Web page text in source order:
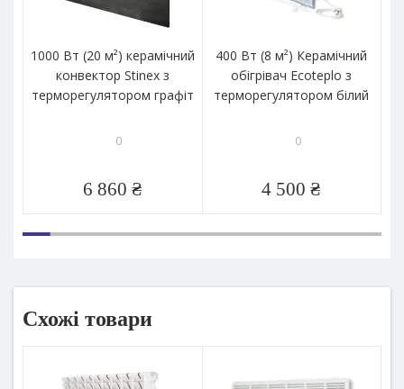
1000 Вт (20 м²) керамічний
конвектор Stinex з
терморегулятором графіт
0
6 860 ₴
400 Вт (8 м²) Керамічний
обігрівач Ecoteplo з
терморегулятором білий
0
4 500 ₴
Схожі товари